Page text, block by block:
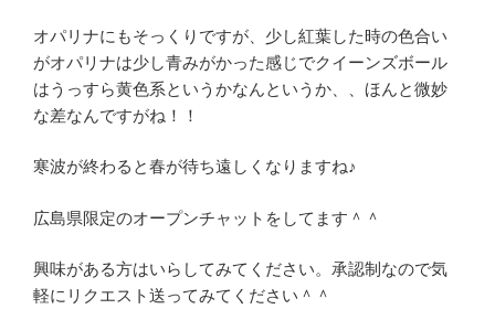
オパリナにもそっくりですが、少し紅葉した時の色合い
がオパリナは少し青みがかった感じでクイーンズボール
はうっすら黄色系というかなんというか、、ほんと微妙
な差なんですがね！！
寒波が終わると春が待ち遠しくなりますね♪
広島県限定のオープンチャットをしてます＾＾
興味がある方はいらしてみてください。承認制なので気
軽にリクエスト送ってみてください＾＾